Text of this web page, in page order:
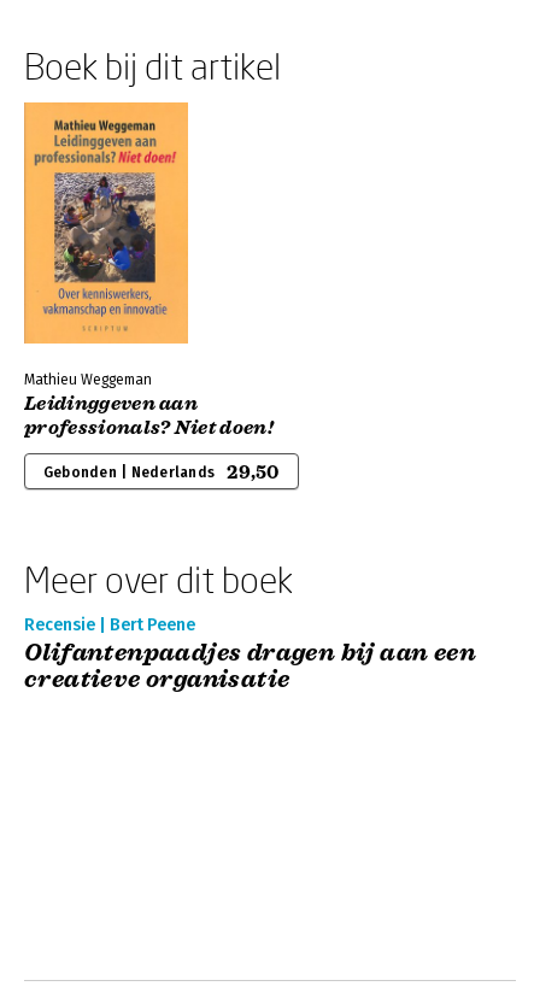
Boek bij dit artikel
Mathieu Weggeman
Leidinggeven aan
professionals? Niet doen!
Gebonden | Nederlands 29,50
Meer over dit boek
Recensie | Bert Peene
Olifantenpaadjes dragen bij aan een
creatieve organisatie